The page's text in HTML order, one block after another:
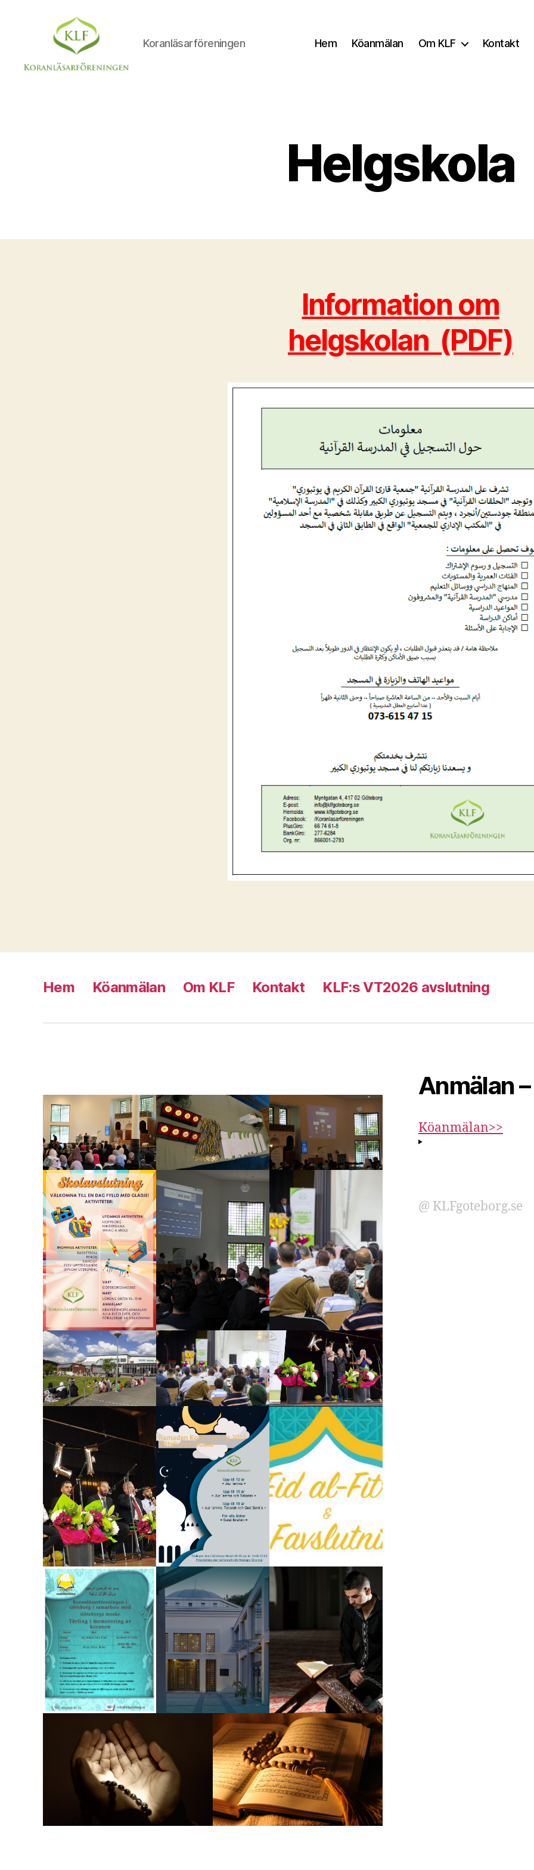
Koranläsarföreningen Hem Köanmälan Om KLF Kontakt
Helgskola
Information om
helgskolan (PDF)
Hem Köanmälan Om KLF Kontakt KLF:s VT2026 avslutning
Köanmälan>>
@ KLFgoteborg.se